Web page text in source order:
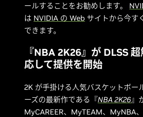
ールすることをお勧めします。
は NVIDIA の Web サイトから今す
できます。
『NBA 2K26』が DLSS
応して提供を開始
2K が手掛ける人気バスケットボー
ーズの最新作である『NBA 2K26』
MyCAREER、MyTEAM、MyNBA